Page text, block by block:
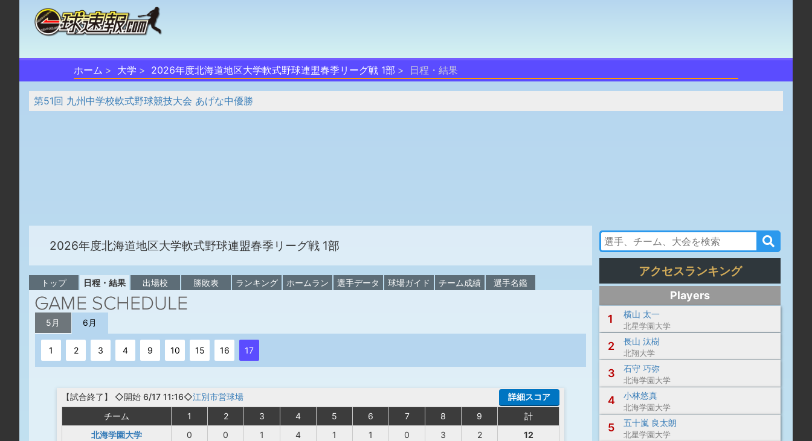
ホーム 大学 2026年度北海道地区大学軟式野球連盟春季リーグ戦 1部 日程・結果
第51回 九州中学校軟式野球競技大会 あげな中優勝
2026年度北海道地区大学軟式野球連盟春季リーグ戦 1部
トップ 日程・結果 出場校 勝敗表 ランキング ホームラン 選手データ 球場ガイド チーム成績 選手名鑑
5月 6月
1 2 3 4 9 10 15 16 17
【試合終了 】 ◇開始 6/17 11:16◇江別市営球場
チーム
1 2 3 4 5 6 7 8 9
計
北海学園大学
0 0 1 4 1 1 0 3 2
12
詳細スコア
アクセスランキング
Players
1
横山 太一
北星学園大学
2 長山 汰樹
北翔大学
3 石守 巧弥
北海学園大学
4 小林悠真
北海学園大学
5 五十嵐 良太朗
北星学園大学